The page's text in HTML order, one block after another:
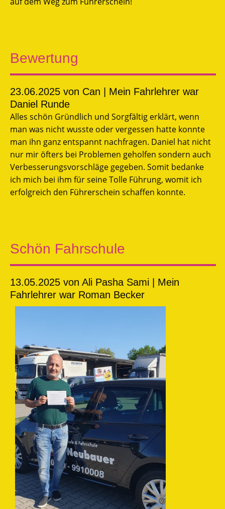
Bewertung
23.06.2025 von Can | Mein Fahrlehrer war
Daniel Runde
Alles schön Gründlich und Sorgfältig erklärt, wenn
man was nicht wusste oder vergessen hatte konnte
man ihn ganz entspannt nachfragen. Daniel hat nicht
nur mir öfters bei Problemen geholfen sondern auch
Verbesserungsvorschläge gegeben. Somit bedanke
ich mich bei ihm für seine Tolle Führung, womit ich
erfolgreich den Führerschein schaffen konnte.
Schön Fahrschule
13.05.2025 von Ali Pasha Sami | Mein
Fahrlehrer war Roman Becker